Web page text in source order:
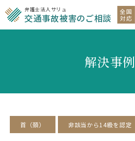
弁護士法人サリュ
交通事故被害のご相談
全国
対応
解決事例
首（頚） 非該当から14級を認定